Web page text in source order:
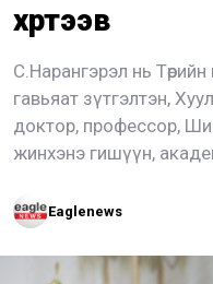
хүртээв
С.Нарангэрэл нь
гавьяат зүтгэлтэн,
доктор, профессор,
жинхэнэ гишүүн,
Eaglenews